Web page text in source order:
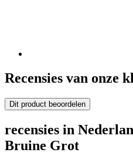
Recensies van onze
Dit product beoordelen
recensies in
Bruine Grot